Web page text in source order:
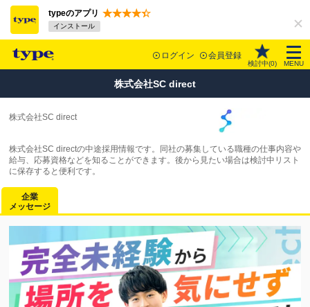
typeのアプリ
インストール
ログイン 会員登録
検討中(0) MENU
株式会社SC direct
株式会社SC direct
株式会社SC directの中途採用情報です。同社の募集している職種の仕事内容や
給与、応募資格などを知ることができます。後から見たい場合は検討中リスト
に保存すると便利です。
企業
メッセージ